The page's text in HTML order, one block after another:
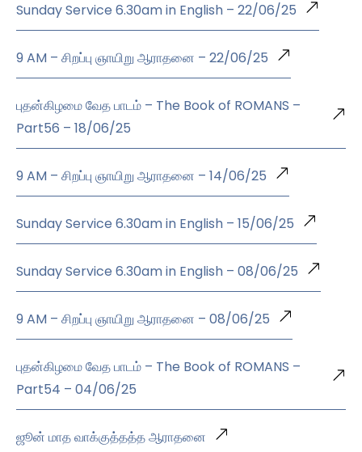
Sunday Service 6.30am in English – 22/06/25
9 AM – சிறப்பு ஞாயிறு ஆராதனை – 22/06/25
புதன்கிழமை வேத பாடம் – The Book of ROMANS –
Part56 – 18/06/25
9 AM – சிறப்பு ஞாயிறு ஆராதனை – 14/06/25
Sunday Service 6.30am in English – 15/06/25
Sunday Service 6.30am in English – 08/06/25
9 AM – சிறப்பு ஞாயிறு ஆராதனை – 08/06/25
புதன்கிழமை வேத பாடம் – The Book of ROMANS –
Part54 – 04/06/25
ஜூன் மாத வாக்குத்தத்த ஆராதனை